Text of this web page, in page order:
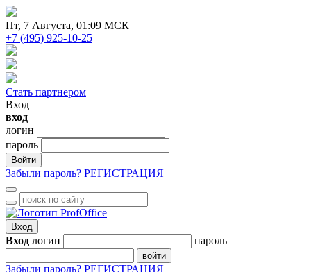
Пт, 7 Августа, 01:09 МСК
+7 (495) 925-10-25
Стать партнером
Вход
вход
логин
пароль
Войти
Забыли пароль? РЕГИСТРАЦИЯ
Вход
Вход логин пароль
войти
Забыли пароль? РЕГИСТРАЦИЯ